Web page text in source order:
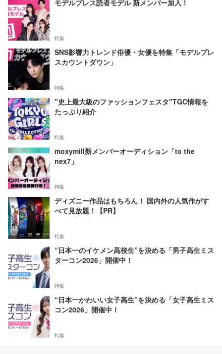
モデルプレス読者モデル 新メンバー加入！
特集
SNS影響力トレンド俳優・女優を特集「モデルプレ
スカウントダウン」
特集
"史上最大級のファッションフェスタ"TGC情報を
たっぷり紹介
特集
moxymill新メンバーオーディション「to the
nex7」
特集
ディズニー作品はもちろん！ 国内外の人気作がす
べて見放題！【PR】
特集
“日本一のイケメン高校生”を決める「男子高生ミス
ターコン2026」開催中！
特集
“日本一かわいい女子高生”を決める「女子高生ミス
コン2026」開催中！
特集